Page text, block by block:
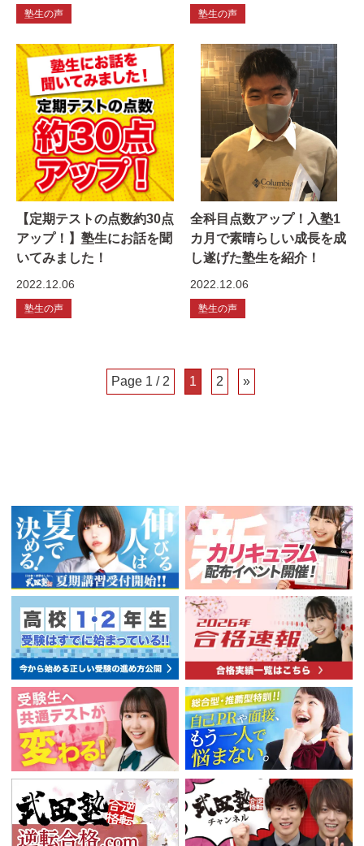
塾生の声 塾生の声
【定期テストの点数約30点
アップ！】塾生にお話を聞
いてみました！
2022.12.06
塾生の声
全科目点数アップ！入塾1
カ月で素晴らしい成長を成
し遂げた塾生を紹介！
2022.12.06
塾生の声
Page 1 / 2 1 2 »